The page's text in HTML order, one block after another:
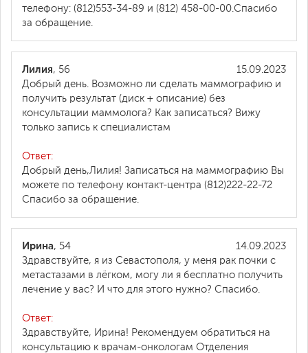
телефону: (812)553-34-89 и (812) 458-00-00.Спасибо
за обращение.
15.09.2023
Лилия, 56
Добрый день. Возможно ли сделать маммографию и
получить результат (диск + описание) без
консультации маммолога? Как записаться? Вижу
только запись к специалистам
Ответ:
Добрый день,Лилия! Записаться на маммографию Вы
можете по телефону контакт-центра (812)222-22-72
Спасибо за обращение.
14.09.2023
Ирина, 54
Здравствуйте, я из Севастополя, у меня рак почки с
метастазами в лёгком, могу ли я бесплатно получить
лечение у вас? И что для этого нужно? Спасибо.
Ответ:
Здравствуйте, Ирина! Рекомендуем обратиться на
консультацию к врачам-онкологам Отделения